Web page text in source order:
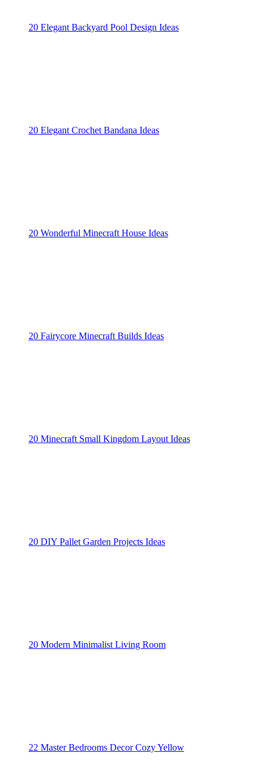
20 Elegant Backyard Pool Design Ideas
20 Elegant Crochet Bandana Ideas
20 Wonderful Minecraft House Ideas
20 Fairycore Minecraft Builds Ideas
20 Minecraft Small Kingdom Layout Ideas
20 DIY Pallet Garden Projects Ideas
20 Modern Minimalist Living Room
22 Master Bedrooms Decor Cozy Yellow